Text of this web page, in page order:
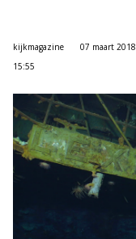
kijkmagazine
07 maart 2018
15:55